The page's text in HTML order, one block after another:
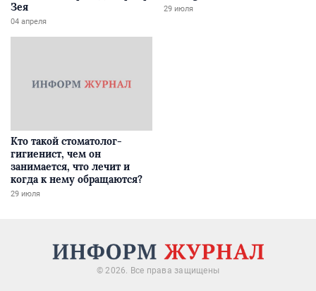
Зея
04 апреля
29 июля
Кто такой стоматолог-
гигиенист, чем он
занимается, что лечит и
когда к нему обращаются?
29 июля
© 2026. Все права защищены